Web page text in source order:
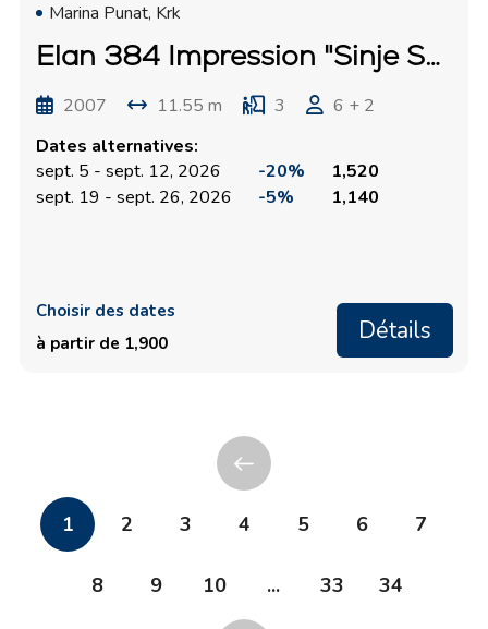
Marina Punat, Krk
Elan 384 Impression "Sinje Sanje"
2007 11.55 m 3
6 + 2
Dates alternatives:
sept. 5 - sept. 12, 2026
-20%
1,520
sept. 19 - sept. 26, 2026
-5% 1,140
Choisir des dates
à partir de 1,900
Détails
1 2 3 4 5 6 7
8 9 10 ... 33 34